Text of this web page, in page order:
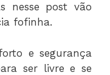
nesse post vão
fofinha.
e segurança
ser livre e se